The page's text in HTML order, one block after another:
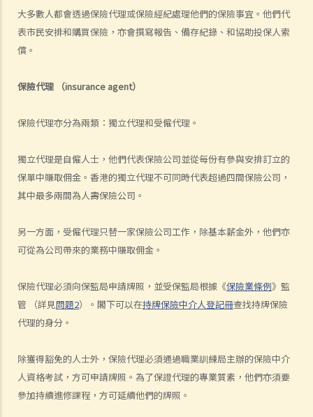
大多數人都會透過保險代理或保險經紀處理他們的保險事宜。他們代
表市民安排和購買保險，亦會撰寫報告、備存紀錄、和協助投保人索
償。
保險代理 （insurance agent）
保險代理亦分為兩類：獨立代理和受僱代理。
獨立代理是自僱人士，他們代表保險公司並從每份有參與安排訂立的
保單中賺取佣金。香港的獨立代理不可同時代表超過四間保險公司，
其中最多兩間為人壽保險公司。
另一方面，受僱代理只替一家保險公司工作，除基本薪金外，他們亦
可從為公司帶來的業務中賺取佣金。
保險代理必須向保監局申請牌照，並受保監局根據《保險業條例》監
管 （詳見問題2）。閣下可以在持牌保險中介人登記冊查找持牌保險
代理的身分。
除獲得豁免的人士外，保險代理必須通過職業訓練局主辦的保險中介
人資格考試，方可申請牌照。為了保證代理的專業質素，他們亦須要
參加持續進修課程，方可延續他們的牌照。
死亡賠償是否受不同規則約束？
1. 保險中介人有兩類─保險代理（insurance agent） 和保險經紀
格又有何不同？他們是否需要在認可機構註冊後才可工作？
司負責人有甚麼要求?
3. 持牌保險中介人須遵從任何專業操守守則嗎?
4. 保險業監管局有甚麼權力持牌保險中介人確保保險中介人遵從法規，
5. 我對賠償金額及保險代理 / 保險公司的行為極之不滿。我應否訴諸法
庭或向其他認可機構投訴？法庭或其他機構有否就每項索償或投訴設立
求退還保費？
這樣處理保費嗎？
b. 保險科技及虛擬保險公司
1. 甚麼是保險科技?